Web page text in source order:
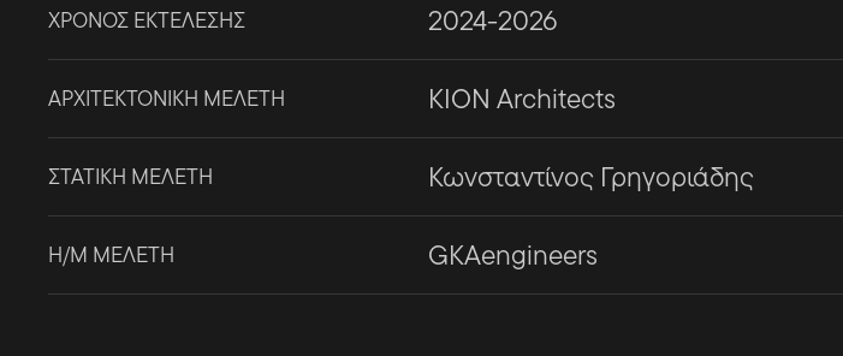
ΧΡΟΝΟΣ ΕΚΤΕΛΕΣΗΣ 2024-2026
ΑΡΧΙΤΕΚΤΟΝΙΚΗ ΜΕΛΕΤΗ KION Architects
ΣΤΑΤΙΚΗ ΜΕΛΕΤΗ Κωνσταντίνος Γρηγοριάδης
Η/Μ ΜΕΛΕΤΗ GKAengineers